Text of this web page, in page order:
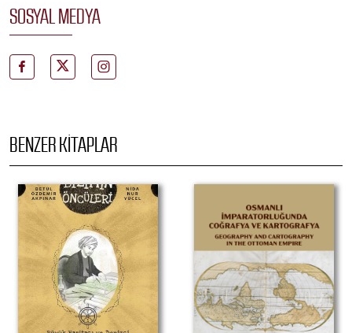
SOSYAL MEDYA
BENZER KITAPLAR